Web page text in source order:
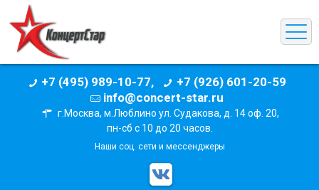
+7 (495) 989-10-77,
+7 (926) 601-20-59
info@concert-star.ru
г.Москва, м.Люблино ул. Судакова, д. 14 оф. 20,
пн-сб с 10 до 20 часов.
Наши соц. сети и мессенджеры